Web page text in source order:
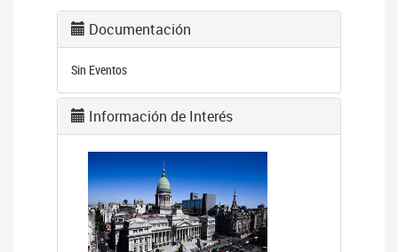
Documentación
Sin Eventos
Información de Interés